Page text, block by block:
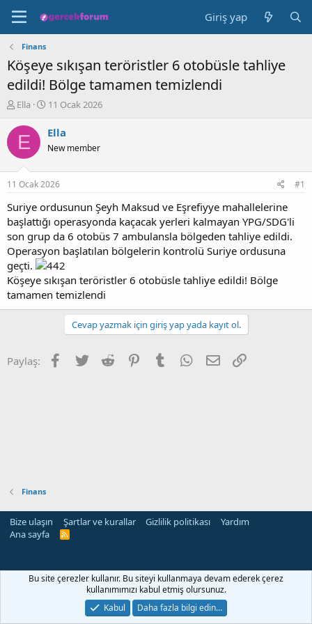
Giriş yap
Finans
Köşeye sıkışan teröristler 6 otobüsle tahliye
edildi! Bölge tamamen temizlendi
K
n
b
u
u
b
a
l
a
t
a
n
Ella
B
ş
a
g
ı
ç
a
r
i
h
i
11 Ocak 2026
E Ella
New member
11 Ocak 2026 #1
Suriye ordusunun Şeyh Maksud ve Eşrefiyye mahallelerine
başlattığı operasyonda kaçacak yerleri kalmayan YPG/SDG'li
son grup da 6 otobüs 7 ambulansla bölgeden tahliye edildi.
Operasyon başlatılan bölgelerin kontrolü Suriye ordusuna
geçti.
Köşeye sıkışan teröristler 6 otobüsle tahliye edildi! Bölge
tamamen temizlendi
Cevap yazmak için giriş yap yada kayıt ol.
Paylaş: Facebook
Twitter Reddit PinterestTumblr WhatsApp
E-posta
Finans
Bize ulaşın Şartlar ve kurallar Gizlilik politikası
Yardım
Ana sayfa
R
siteleri
Bu site çerezler kullanır. Bu siteyi kullanmaya devam ederek çerez
kullanımımızı kabul etmiş olursunuz.
Kabul
Daha fazla bilgi edin…